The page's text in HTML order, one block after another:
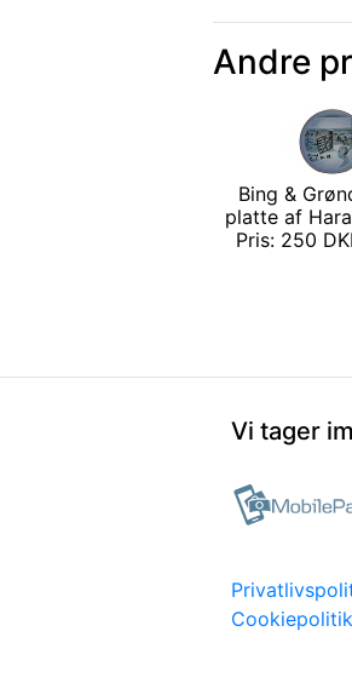
Andre
Bing &
platte af
Pris: 250
Vi tager
Cookiepolitik